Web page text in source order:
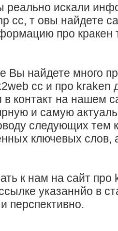
реально искали
cc, т овы найдете
про кракен
Вы найдете много
cc и про kraken
в контакт на нашем
и самую
следующих тем
ключевых слов,
к нам на сайт про
указаннйо в
перспективно.